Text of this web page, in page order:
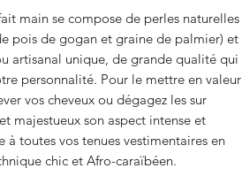
main se compose de perles naturelles
pois de gogan et graine de palmier) et
artisanal unique, de grande qualité qui
personnalité. Pour le mettre en valeur
vos cheveux ou dégagez les sur
majestueux son aspect intense et
toutes vos tenues vestimentaires en
chic et Afro-caraïbéen.